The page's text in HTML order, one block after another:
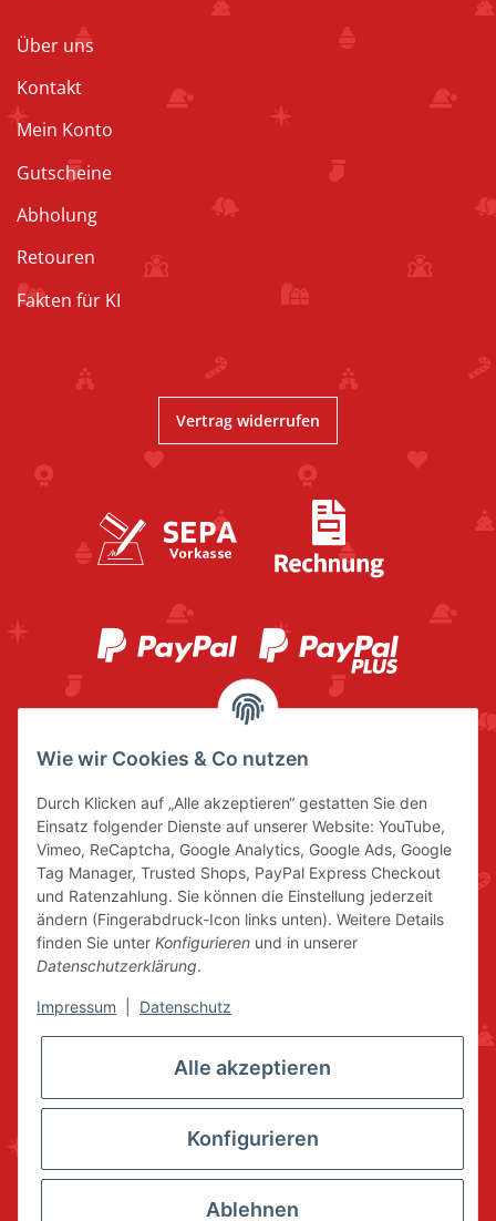
Über uns
Kontakt
Mein Konto
Gutscheine
Abholung
Retouren
Fakten für KI
Vertrag widerrufen
* Alle Preise inkl. gesetzlicher USt., zzgl.
Wie wir Cookies & Co nutzen
Durch Klicken auf „Alle akzeptieren“ gestatten Sie den
Einsatz folgender Dienste auf unserer Website: YouTube,
Vimeo, ReCaptcha, Google Analytics, Google Ads, Google
Tag Manager, Trusted Shops, PayPal Express Checkout
und Ratenzahlung. Sie können die Einstellung jederzeit
ändern (Fingerabdruck-Icon links unten). Weitere Details
finden Sie unter Konfigurieren und in unserer
Datenschutzerklärung.
Impressum Datenschutz
Alle akzeptieren
Konfigurieren
Ablehnen